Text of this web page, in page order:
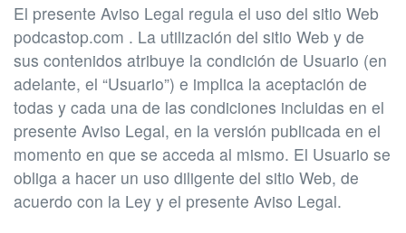
El presente Aviso Legal regula el uso del sitio Web
podcastop.com . La utilización del sitio Web y de
sus contenidos atribuye la condición de Usuario (en
adelante, el “Usuario”) e implica la aceptación de
todas y cada una de las condiciones incluidas en el
presente Aviso Legal, en la versión publicada en el
momento en que se acceda al mismo. El Usuario se
obliga a hacer un uso diligente del sitio Web, de
acuerdo con la Ley y el presente Aviso Legal.